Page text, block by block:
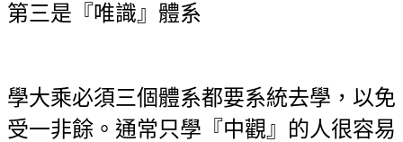
第三是『唯識』體系
學大乘必須三個體系都要系統去學，以免
受一非餘。通常只學『中觀』的人很容易